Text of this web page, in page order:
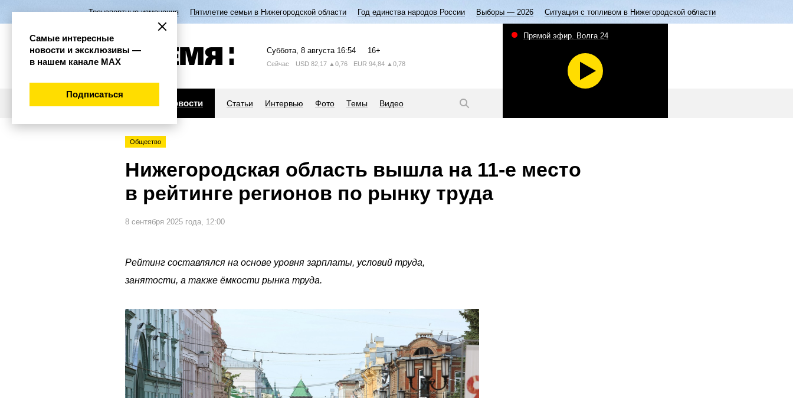
Транспортные изменения Пятилетие семьи в Нижегородской области Год единства народов России Выборы — 2026 Ситуация с топливом в Нижегородской области
Суббота, 8 августа 16:54 16+
Сейчас USD 82,17 ▲0,76 EUR 94,84 ▲0,78
Новости Статьи Интервью Фото Темы Видео
Прямой эфир. Волга 24
Общество
Нижегородская область вышла на 11-е место
в рейтинге регионов по рынку труда
8 сентября 2025 года, 12:00
Рейтинг составлялся на основе уровня зарплаты, условий труда,
занятости, а также ёмкости рынка труда.
Самые интересные
новости и эксклюзивы —
в нашем канале МАХ
Подписаться